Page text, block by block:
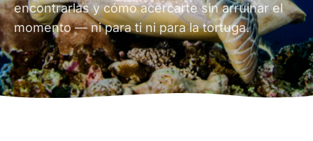
encontrarlas y cómo acercarte sin arruinar el
momento — ni para ti ni para la tortuga.